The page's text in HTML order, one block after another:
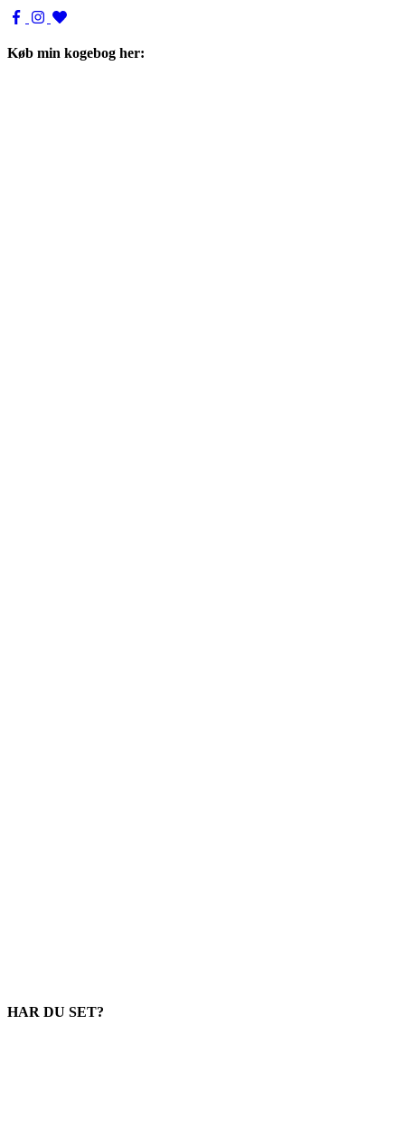
Køb min kogebog her:
HAR DU SET?